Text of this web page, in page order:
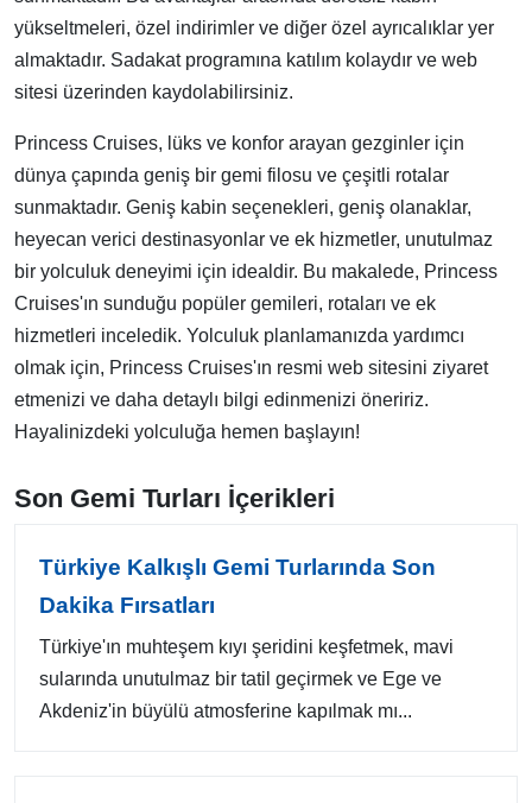
yükseltmeleri, özel indirimler ve diğer özel ayrıcalıklar yer
almaktadır. Sadakat programına katılım kolaydır ve web
sitesi üzerinden kaydolabilirsiniz.
Princess Cruises, lüks ve konfor arayan gezginler için
dünya çapında geniş bir gemi filosu ve çeşitli rotalar
sunmaktadır. Geniş kabin seçenekleri, geniş olanaklar,
heyecan verici destinasyonlar ve ek hizmetler, unutulmaz
bir yolculuk deneyimi için idealdir. Bu makalede, Princess
Cruises'ın sunduğu popüler gemileri, rotaları ve ek
hizmetleri inceledik. Yolculuk planlamanızda yardımcı
olmak için, Princess Cruises'ın resmi web sitesini ziyaret
etmenizi ve daha detaylı bilgi edinmenizi öneririz.
Hayalinizdeki yolculuğa hemen başlayın!
Son Gemi Turları İçerikleri
Türkiye Kalkışlı Gemi Turlarında Son
Dakika Fırsatları
Türkiye'ın muhteşem kıyı şeridini keşfetmek, mavi
sularında unutulmaz bir tatil geçirmek ve Ege ve
Akdeniz'in büyülü atmosferine kapılmak mı...